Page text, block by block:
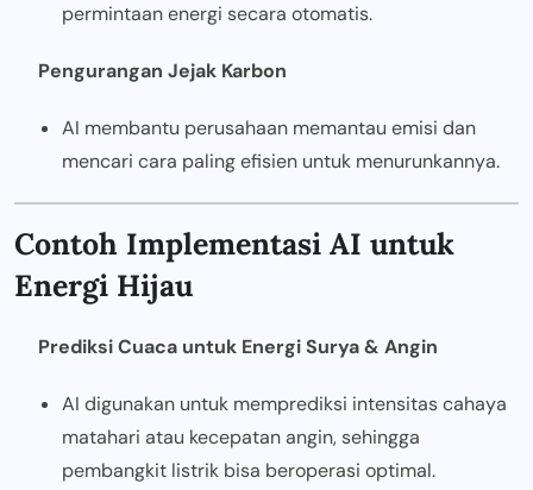
permintaan energi secara otomatis.
Pengurangan Jejak Karbon
AI membantu perusahaan memantau emisi dan
mencari cara paling efisien untuk menurunkannya.
Contoh Implementasi AI untuk
Energi Hijau
Prediksi Cuaca untuk Energi Surya & Angin
AI digunakan untuk memprediksi intensitas cahaya
matahari atau kecepatan angin, sehingga
pembangkit listrik bisa beroperasi optimal.